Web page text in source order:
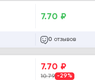
7.70 ₽
0 отзывов
7.70 ₽
10.79 -29%